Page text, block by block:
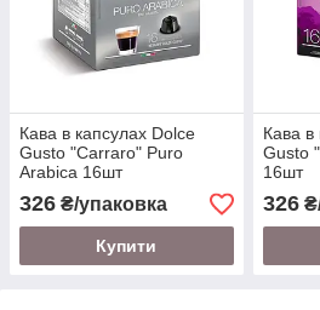
Кава в капсулах Dolce
Gusto "Carraro" Puro
Arabica 16шт
326 ₴/упаковка
Купити
Кава в
Gusto
16шт
326₴/